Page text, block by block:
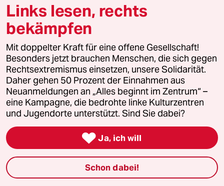
Wahrheit
Themen
Hitze
Krieg in der Ukraine
Nahost-Konflikt
Verlag
Links lesen, rechts
bekämpfen
Mit doppelter Kraft für eine offene Gesellschaft!
Besonders jetzt brauchen Menschen, die sich gegen
Rechtsextremismus einsetzen, unsere Solidarität.
Daher gehen 50 Prozent der Einnahmen aus
Neuanmeldungen an „Alles beginnt im Zentrum“ –
eine Kampagne, die bedrohte linke Kulturzentren
und Jugendorte unterstützt. Sind Sie dabei?
 Ja, ich will
Schon dabei!